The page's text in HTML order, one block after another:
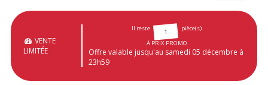
VENTE
LIMITÉE
Il reste 1
pièce(s)
À PRIX PROMO
Offre valable jusqu'au samedi 05 décembre à
23h59